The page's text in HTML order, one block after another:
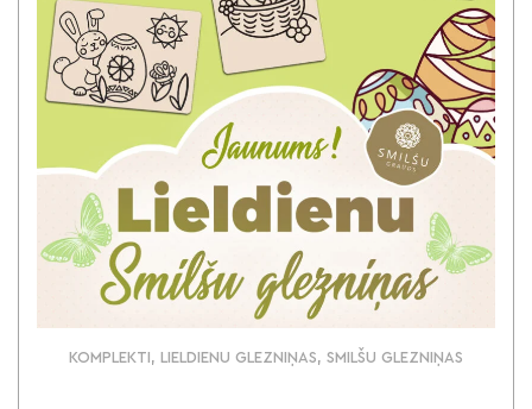
KOMPLEKTI, LIELDIENU GLEZNIŅAS, SMILŠU GLEZNIŅAS